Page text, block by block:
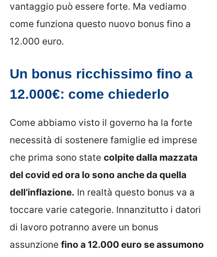
vantaggio può essere forte. Ma vediamo
come funziona questo nuovo bonus fino a
12.000 euro.
Un bonus ricchissimo fino a
12.000€: come chiederlo
Come abbiamo visto il governo ha la forte
necessità di sostenere famiglie ed imprese
che prima sono state colpite dalla mazzata
del covid ed ora lo sono anche da quella
dell’inflazione. In realtà questo bonus va a
toccare varie categorie. Innanzitutto i datori
di lavoro potranno avere un bonus
assunzione fino a 12.000 euro se assumono